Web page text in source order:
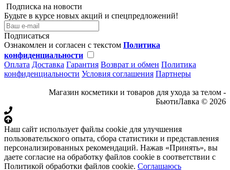
Подписка на новости
Будьте в курсе новых акций и спецпредложений!
Подписаться
Ознакомлен и согласен с текстом Политика
конфиденциальности
Оплата Доставка Гарантия Возврат и обмен Политика
конфиденциальности Условия соглашения Партнеры
Магазин косметики и товаров для ухода за телом -
БьютиЛавка © 2026
Наш сайт использует файлы cookie для улучшения
пользовательского опыта, сбора статистики и представления
персонализированных рекомендаций. Нажав «Принять», вы
даете согласие на обработку файлов cookie в соответствии с
Политикой обработки файлов cookie. Соглашаюсь